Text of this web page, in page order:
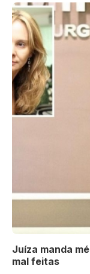
Juíza manda
mal feitas